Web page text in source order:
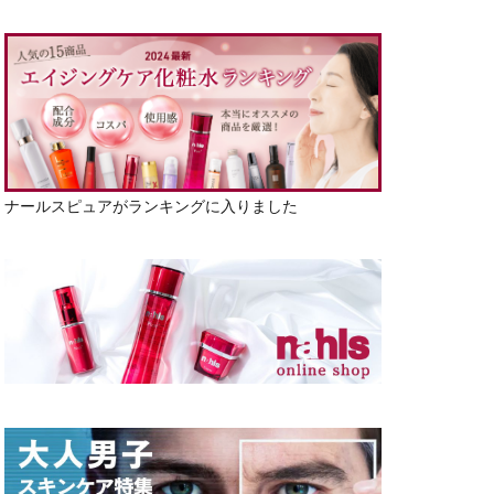
ナールスピュアがランキングに入りました